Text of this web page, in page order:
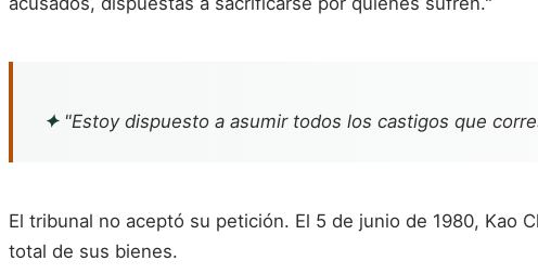
✦"Estoy dispuesto a asumir todos los castigos que
El tribunal no aceptó su petición. El 5 de junio de 1980, Kao
total de sus bienes.